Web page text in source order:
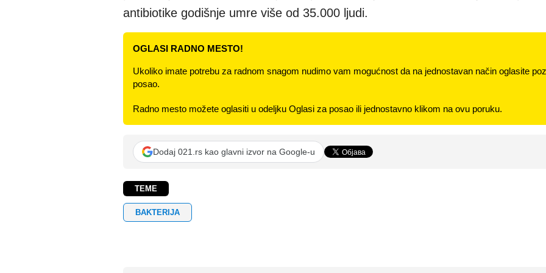
antibiotike godišnje umre više od 35.000 ljudi.
OGLASI RADNO MESTO!
Ukoliko imate potrebu za radnom snagom nudimo vam mogućnost da na jednostavan način oglasite
posao.
Radno mesto možete oglasiti u odeljku Oglasi za posao ili jednostavno klikom na ovu poruku.
Dodaj 021.rs kao glavni izvor na Google-u
TEME
BAKTERIJA